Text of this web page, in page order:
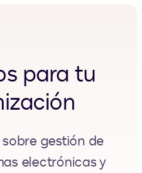
para tu
gestión de
electrónicas y